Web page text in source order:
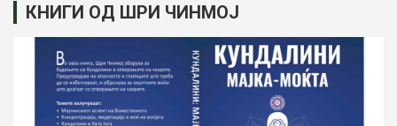
КНИГИ ОД ШРИ ЧИНМОЈ